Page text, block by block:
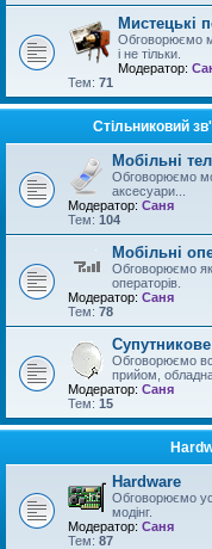
Мистецькі
Обговорюємо
і не тільки.
Модератор:
Тем: 71
Стільниковий
Мобільні
Обговорюємо
аксесуари...
Модератор: Саня
Тем: 104
Мобільні
Обговорюємо
операторів.
Модератор: Саня
Тем: 78
Обговорюємо
прийом,
Модератор: Саня
Тем: 15
Hardware
Обговорюємо
модінг.
Модератор: Саня
Тем: 87